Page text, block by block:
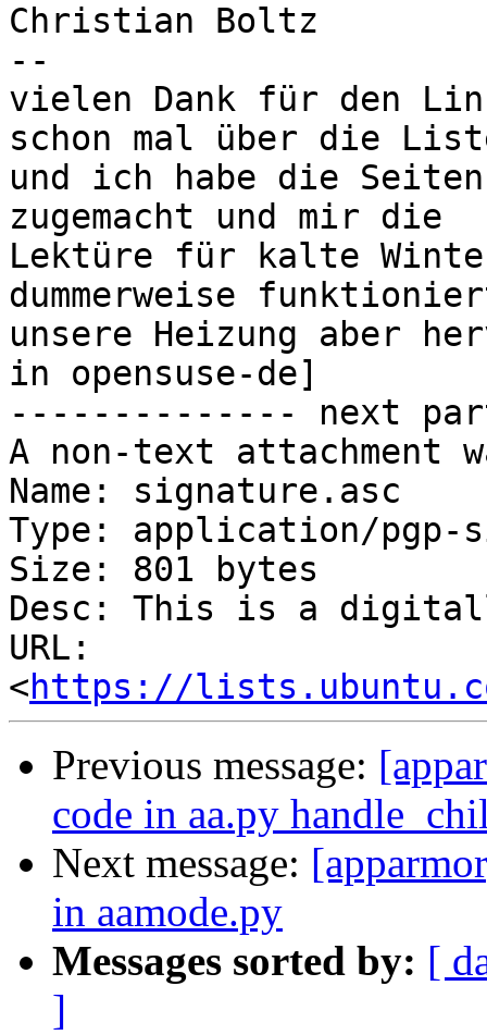
Christian Boltz
--
vielen Dank für den
schon mal über die
und ich habe die
zugemacht und mir die
Lektüre für kalte
dummerweise
unsere Heizung aber
in opensuse-de]
-------------- next
A non-text attachment
Name: signature.asc
Type: application/pgp-
Size: 801 bytes
Desc: This is a
URL:
<https://
Previous message:
code in aa.py
Next message:
in aamode.py
Messages sorted by: [
]